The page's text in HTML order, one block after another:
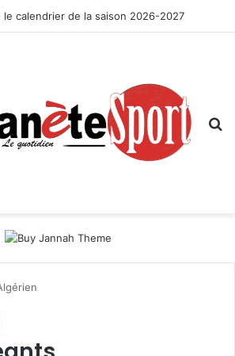
le calendrier de la saison 2026-2027